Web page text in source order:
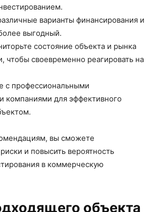
варианты финансирования и
выгодный.
состояние объекта и рынка
чтобы своевременно реагировать на
с профессиональными
компаниями для эффективного
вы сможете
и повысить вероятность
в коммерческую
объекта